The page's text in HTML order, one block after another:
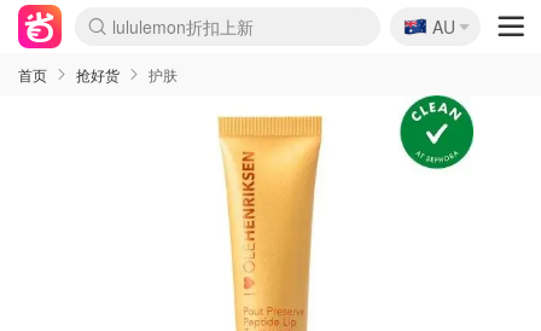
Sasa美妆护肤3.5折
SSENSE年中3折
FreshBeauty好价汇总
Cettire降价+叠9折
Farfetch折上8折
WWS Coles超市实拍
viagogo二手票捡漏
Myer清仓1折起
The Outnet奢牌1折起
David Jones 3折起
Flannels大牌1折
Perfumes Club护肤1折
AMIRO返校季6.2折
Oweek抽奖送Airpods
Amazon折扣汇总
eToro入金$200送$50
Amazon数码好物
ICONIC本周7.5折
ThedoubleF高奢地板价
Moose Knuckles 6折
丝芙兰5折起
EUFY官网3.7折起
Selenichast首饰2折
Trip机票酒店促销
YSL送5件彩妆礼
Amazon家居好物
BIGBANG巡演开票
David Jones时尚3折
Amazon美妆护肤
雅漾大喷$8
过敏原检测盒$33
伊索独家赠50ml沐浴露
科颜氏清仓3折
SEALIFE海洋馆门票6折
丝塔芙大白罐$16
订阅Newsletter送香薰
Cult Beauty 6.8折
Harrods圣诞日历2.3折
LN-CC奢牌私促3折
d'Alba空姐喷雾$16
EVE LOM套装逆天2折
Bernardelli独家4折
Adore Beauty 6折起
CT圣诞日历
Mytheresa奢品2.7折
Luxury Escapes 9折
Currentbody美容仪9折
MOON Garden Live
ALLSAINTS美衣3折
Roborock扫地机3.7折
Tingo Life水杯$24
Valentino官网5折
CR洗发护发6.3折
🇦🇺
AU
首页 抢好货 护肤